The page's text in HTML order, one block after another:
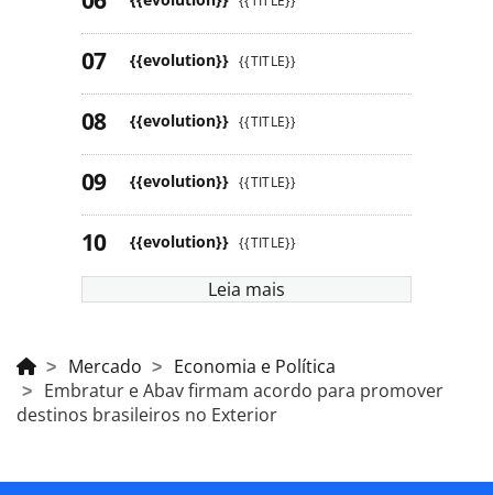
{{evolution}} {{TITLE}}
{{evolution}} {{TITLE}}
{{evolution}} {{TITLE}}
{{evolution}} {{TITLE}}
Leia mais
Mercado
Economia e Política
Embratur e Abav firmam acordo para promover
destinos brasileiros no Exterior